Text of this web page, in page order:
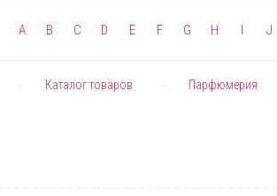
A B C D E F G H I J
Каталог товаров Парфюмерия